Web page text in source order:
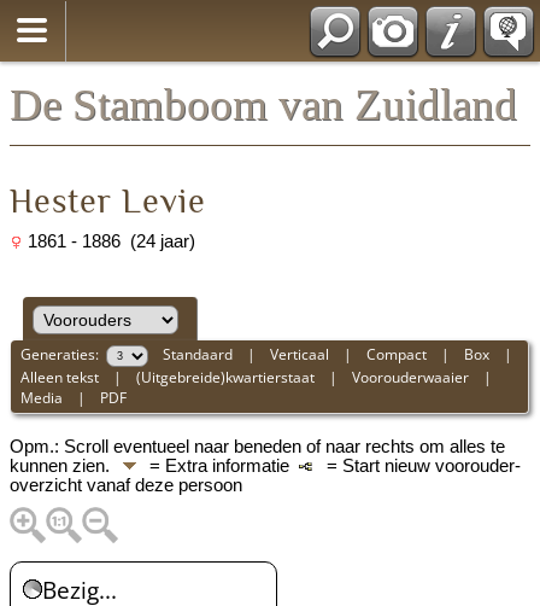
De Stamboom van Zuidland
Hester Levie
1861 - 1886 (24 jaar)
Generaties: Standaard |Verticaal |Compact | Box |
Alleen tekst |(Uitgebreide)kwartierstaat |Voorouderwaaier |
Media | PDF
Opm.: Scroll eventueel naar beneden of naar rechts om alles te
kunnen zien.
= Extra informatie
= Start nieuw voorouder-
overzicht vanaf deze persoon
Bezig...